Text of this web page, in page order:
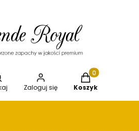
wyszukiwarkę
Zaloguj się
Produkty w
Koszyk